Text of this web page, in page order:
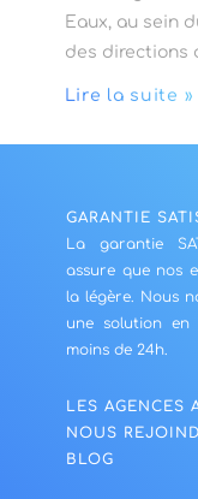
Eaux, au sein
des directions
Lire la suite »
GARANTIE
La garantie
assure que nos
la légère. Nous
une solution
moins de 24h.
LES AGENCES
NOUS
BLOG